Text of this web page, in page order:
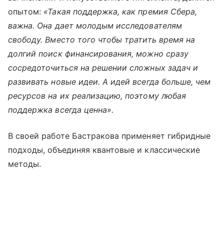
опытом: «Такая поддержка, как премия Сбера,
важна. Она дает молодым исследователям
свободу. Вместо того чтобы тратить время на
долгий поиск финансирования, можно сразу
сосредоточиться на решении сложных задач и
развивать новые идеи. А идей всегда больше, чем
ресурсов на их реализацию, поэтому любая
поддержка всегда ценна».
В своей работе Бастракова применяет гибридные
подходы, объединяя квантовые и классические
методы.